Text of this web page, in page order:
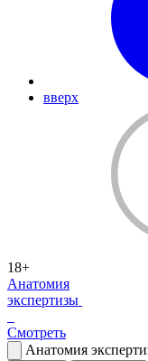
вверх
18+
Анатомия
экспертизы
Смотреть
Анатомия